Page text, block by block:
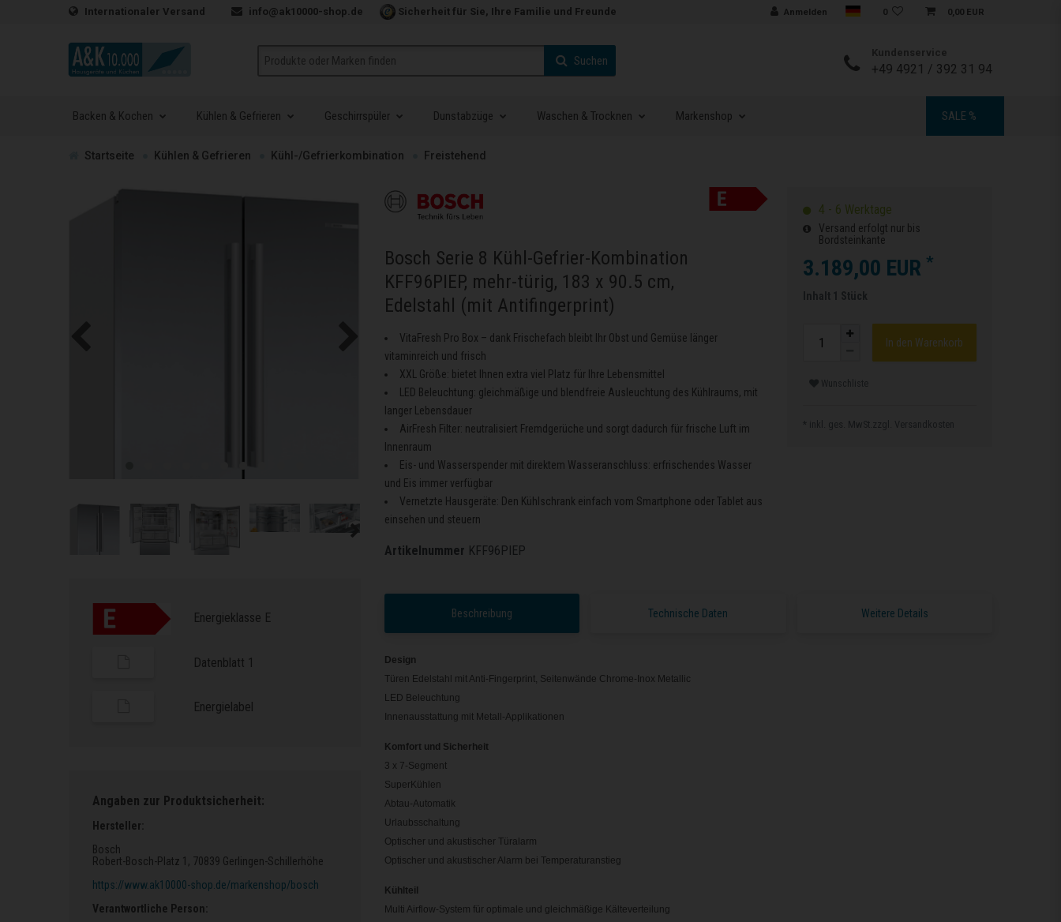
Zum Inhalt springen
Internationaler Versand info@ak10000-shop.de Sicherheit für Sie, Ihre Familie und Freunde Anmelden Sprache auswählen
0 0,00 EUR
Suche Suchen
Kundenservice
+49 4921 / 392 31 94
Backen & Kochen Kühlen & Gefrieren Geschirrspüler Dunstabzüge Waschen & Trocknen Markenshop SALE %
Zur
Startseite Kühlen & Gefrieren Kühl-/Gefrierkombination Freistehend
Energieklasse E
Datenblatt 1
Energielabel
Angaben zur Produktsicherheit:
Hersteller:
Bosch
Robert-Bosch-Platz 1 , 70839 Gerlingen-Schillerhöhe
https://www.ak10000-shop.de/markenshop/bosch
Verantwortliche Person:
Bosch Serie 8 Kühl-Gefrier-Kombination
KFF96PIEP, mehr-türig, 183 x 90.5 cm,
Edelstahl (mit Antifingerprint)
VitaFresh Pro Box – dank Frischefach bleibt Ihr Obst und Gemüse länger
vitaminreich und frisch
XXL Größe: bietet Ihnen extra viel Platz für Ihre Lebensmittel
LED Beleuchtung: gleichmäßige und blendfreie Ausleuchtung des Kühlraums, mit
langer Lebensdauer
AirFresh Filter: neutralisiert Fremdgerüche und sorgt dadurch für frische Luft im
Innenraum
Eis- und Wasserspender mit direktem Wasseranschluss: erfrischendes Wasser
und Eis immer verfügbar
Vernetzte Hausgeräte: Den Kühlschrank einfach vom Smartphone oder Tablet aus
einsehen und steuern
Artikelnummer KFF96PIEP
4 - 6 Werktage
Versand erfolgt nur bis
Bordsteinkante
3.189,00 EUR *
Inhalt 1 Stück
In den Warenkorb
Wunschliste
* inkl. ges. MwSt.zzgl. Versandkosten
Beschreibung Technische Daten Weitere Details
Design
Türen Edelstahl mit Anti-Fingerprint, Seitenwände Chrome-Inox Metallic
LED Beleuchtung
Innenausstattung mit Metall-Applikationen
Komfort und Sicherheit
3 x 7-Segment
SuperKühlen
Abtau-Automatik
Urlaubsschaltung
Optischer und akustischer Türalarm
Optischer und akustischer Alarm bei Temperaturanstieg
Kühlteil
Multi Airflow-System für optimale und gleichmäßige Kälteverteilung